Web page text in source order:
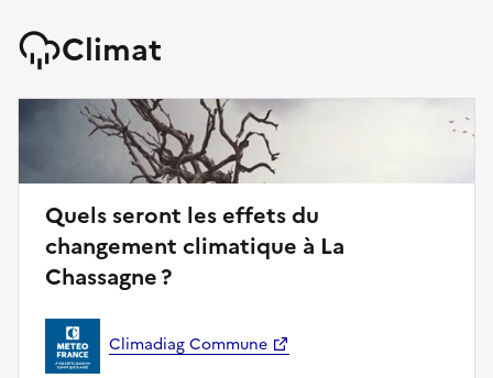
Climat
Quels seront les effets du
changement climatique à La
Chassagne ?
Climadiag Commune